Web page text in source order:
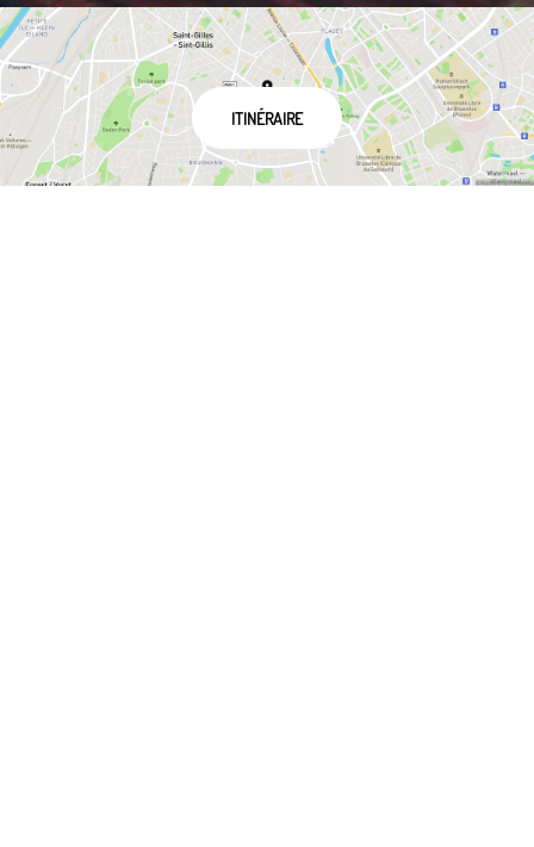
ITINÉRAIRE